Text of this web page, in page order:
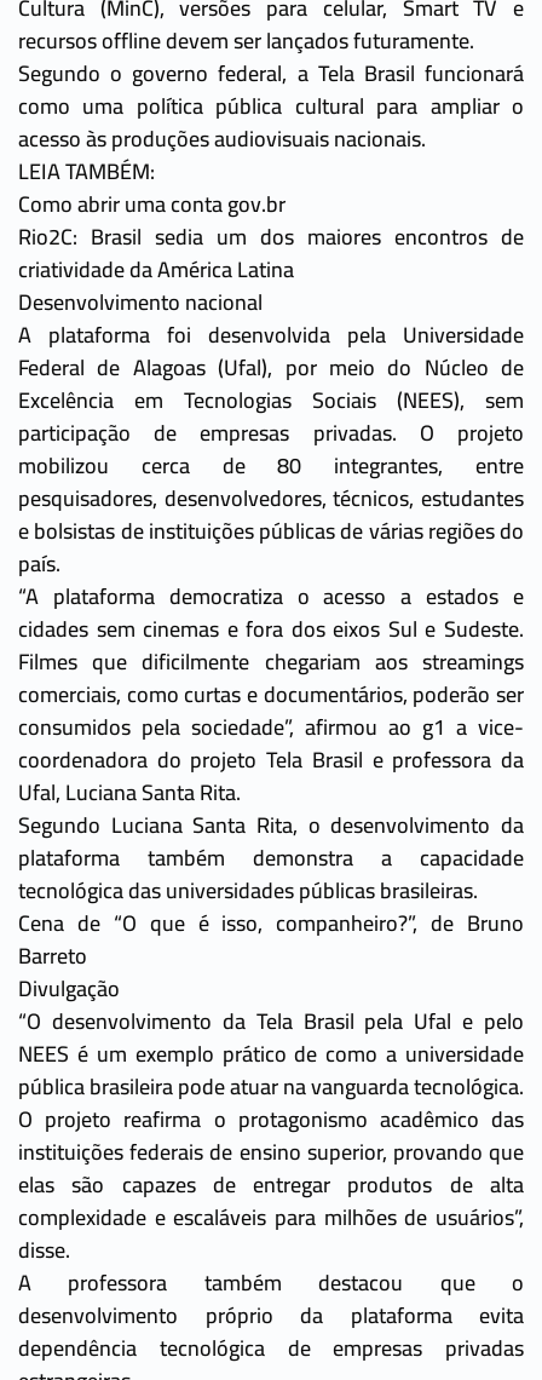
recursos offline devem ser lançados futuramente.
Segundo o governo federal, a Tela Brasil funcionará
como uma política pública cultural para ampliar o
acesso às produções audiovisuais nacionais.
LEIA TAMBÉM:
Como abrir uma conta gov.br
Rio2C: Brasil sedia um dos maiores encontros de
criatividade da América Latina
Desenvolvimento nacional
A plataforma foi desenvolvida pela Universidade
Federal de Alagoas (Ufal), por meio do Núcleo de
Excelência em Tecnologias Sociais (NEES), sem
participação de empresas privadas. O projeto
mobilizou cerca de 80 integrantes, entre
pesquisadores, desenvolvedores, técnicos, estudantes
e bolsistas de instituições públicas de várias regiões do
país.
“A plataforma democratiza o acesso a estados e
cidades sem cinemas e fora dos eixos Sul e Sudeste.
Filmes que dificilmente chegariam aos streamings
comerciais, como curtas e documentários, poderão ser
consumidos pela sociedade”, afirmou ao g1 a vice-
coordenadora do projeto Tela Brasil e professora da
Ufal, Luciana Santa Rita.
Segundo Luciana Santa Rita, o desenvolvimento da
plataforma também demonstra a capacidade
tecnológica das universidades públicas brasileiras.
Cena de “O que é isso, companheiro?”, de Bruno
Barreto
Divulgação
“O desenvolvimento da Tela Brasil pela Ufal e pelo
NEES é um exemplo prático de como a universidade
pública brasileira pode atuar na vanguarda tecnológica.
O projeto reafirma o protagonismo acadêmico das
instituições federais de ensino superior, provando que
elas são capazes de entregar produtos de alta
complexidade e escaláveis para milhões de usuários”,
disse.
A professora também destacou que o
desenvolvimento próprio da plataforma evita
dependência tecnológica de empresas privadas